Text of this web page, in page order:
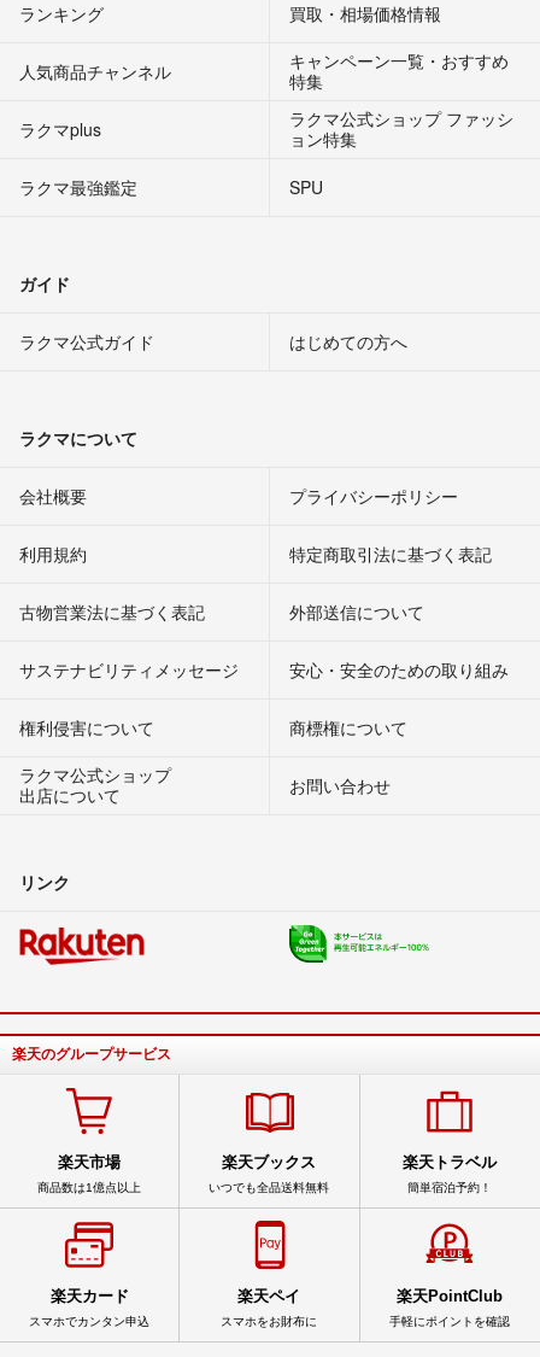
ランキング 買取・相場価格情報
人気商品チャンネル
キャンペーン一覧・おすすめ
特集
ラクマplus
ラクマ公式ショップ ファッシ
ョン特集
ラクマ最強鑑定
SPU
ガイド
ラクマ公式ガイド はじめての方へ
ラクマについて
会社概要 プライバシーポリシー
利用規約 特定商取引法に基づく表記
古物営業法に基づく表記 外部送信について
サステナビリティメッセージ 安心・安全のための取り組み
権利侵害について
商標権について
ラクマ公式ショップ
出店について
お問い合わせ
リンク
楽天のグループサービス
楽天市場
商品数は1億点以上
楽天ブックス
いつでも全品送料無料
楽天トラベル
簡単宿泊予約！
楽天カード
スマホでカンタン申込
楽天ペイ
スマホをお財布に
楽天PointClub
手軽にポイントを確認